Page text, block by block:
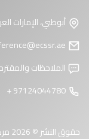
أبوظبي، الإمارات
الملاحظات